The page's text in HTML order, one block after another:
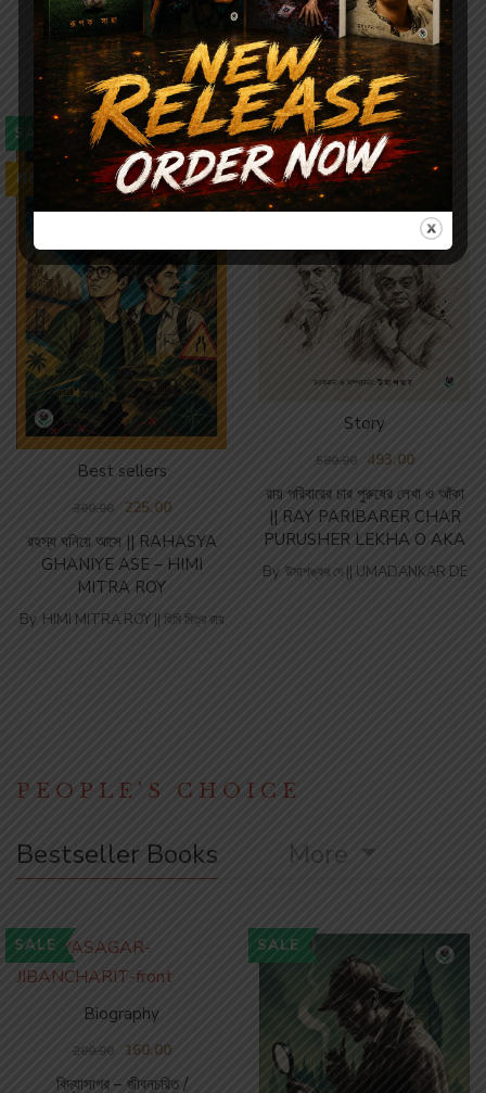
Story Books in Parul
SALE
NEW
রহস্য ঘনিয়ে আসে || RAHASYA
GHANIYE ASE – HIMI
MITRA ROY
Best sellers
300.00 225.00
By HIMI MITRA ROY || হিমি মিত্র রায়
SALE
রায় পরিবারের চার পুরুষের লেখা ও আঁকা
|| RAY PARIBARER CHAR
PURUSHER LEKHA O AKA
Story
580.00 493.00
By উমাশঙ্কর দে || UMADANKAR DE
PEOPLE'S CHOICE
Bestseller Books More
SALE
বিদ্যাসাগর – জীবনচরিত /
Biography
200.00 160.00
SALE